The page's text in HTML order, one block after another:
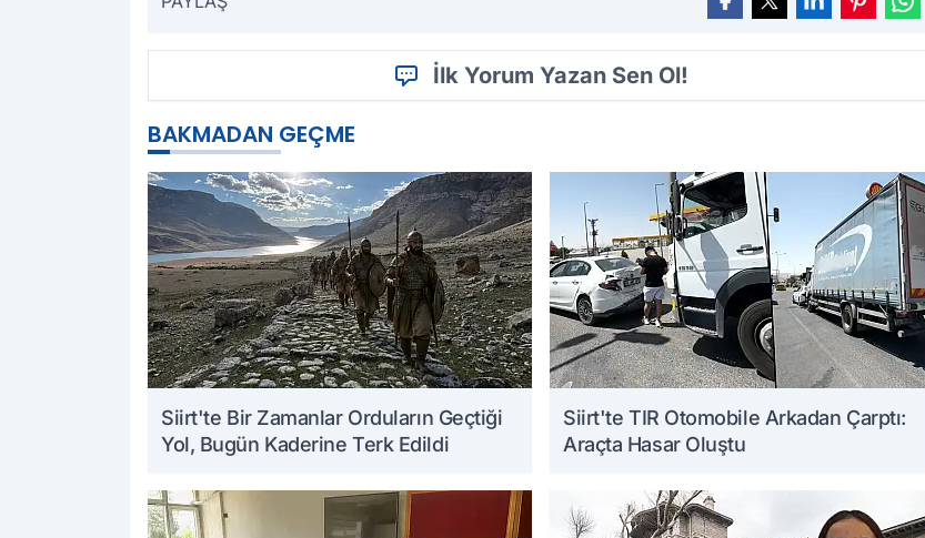
İlk Yorum Yazan Sen Ol!
BAKMADAN GEÇME
Siirt'te Bir Zamanlar Orduların Geçtiği
Yol, Bugün Kaderine Terk Edildi
Siirt'te TIR Otomobile Arkadan Çarptı:
Araçta Hasar Oluştu